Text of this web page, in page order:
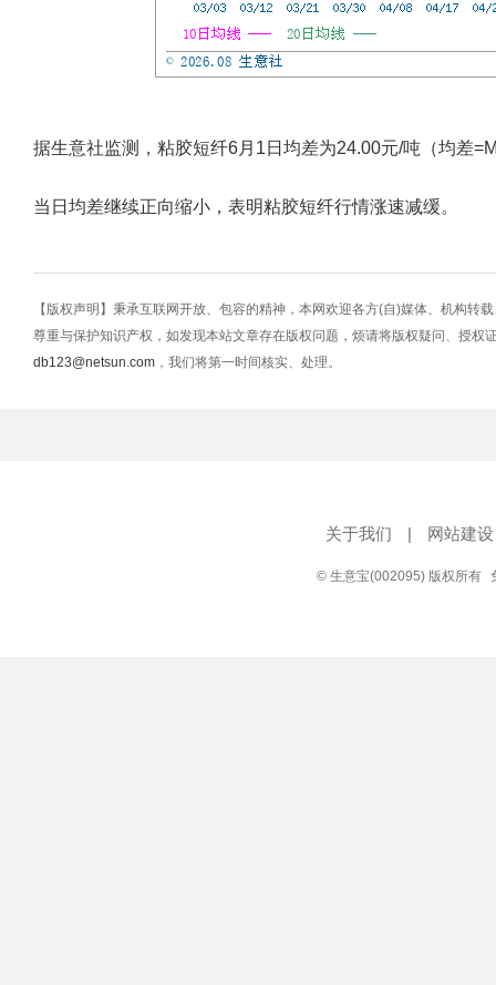
据生意社监测，粘胶短纤6月1日均差为24.00元/吨（均差
当日均差继续正向缩小，表明粘胶短纤行情涨速减缓。
【版权声明】秉承互联网开放、包容的精神，本网欢迎各方(自)媒体、机构转
尊重与保护知识产权，如发现本站文章存在版权问题，烦请将版权疑问、授权
db123@netsun.com ，我们将第一时间核实、处理。
关于我们 | 网站建设
© 生意宝(002095) 版权所有